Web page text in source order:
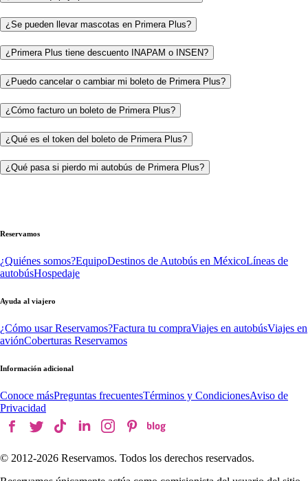
¿Se pueden llevar mascotas en Primera Plus?
¿Primera Plus tiene descuento INAPAM o INSEN?
¿Puedo cancelar o cambiar mi boleto de Primera Plus?
¿Cómo facturo un boleto de Primera Plus?
¿Qué es el token del boleto de Primera Plus?
¿Qué pasa si pierdo mi autobús de Primera Plus?
Reservamos
¿Quiénes somos?EquipoDestinos de Autobús en MéxicoLíneas de
autobúsHospedaje
Ayuda al viajero
¿Cómo usar Reservamos?Factura tu compraViajes en autobúsViajes en
aviónCoberturas Reservamos
Información adicional
Conoce másPreguntas frecuentesTérminos y CondicionesAviso de
Privacidad
© 2012-2026 Reservamos. Todos los derechos reservados.